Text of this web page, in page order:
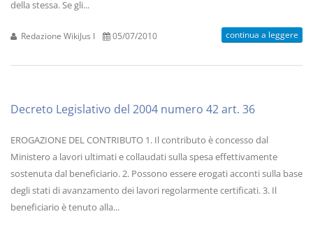
della stessa. Se gli...
Redazione WikiJus I 05/07/2010 continua a leggere
Decreto Legislativo del 2004 numero 42 art. 36
EROGAZIONE DEL CONTRIBUTO 1. Il contributo è concesso dal
Ministero a lavori ultimati e collaudati sulla spesa effettivamente
sostenuta dal beneficiario. 2. Possono essere erogati acconti sulla base
degli stati di avanzamento dei lavori regolarmente certificati. 3. Il
beneficiario è tenuto alla...